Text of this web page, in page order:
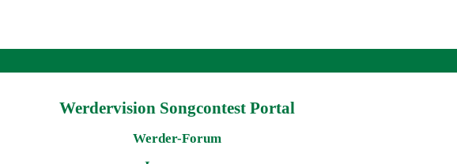
Werdervision Songcontest Portal
Werder-Forum